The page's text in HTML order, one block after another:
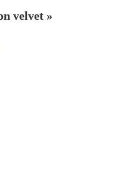
velvet »